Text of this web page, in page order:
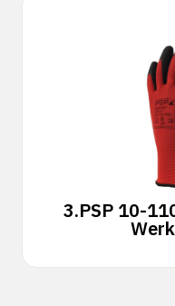
3.PSP 10-